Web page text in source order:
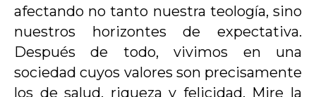
afectando no tanto nuestra teología, sino
nuestros horizontes de expectativa.
Después de todo, vivimos en una
sociedad cuyos valores son precisamente
los de salud, riqueza y felicidad. Mire la